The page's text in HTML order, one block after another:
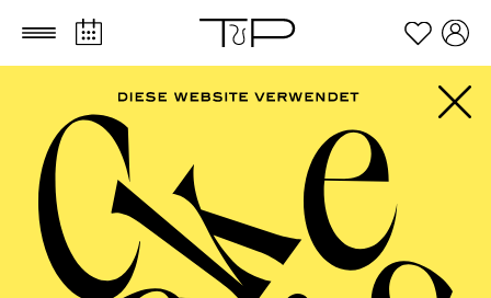
Zum Hauptinhalt springen Zum Footer springen